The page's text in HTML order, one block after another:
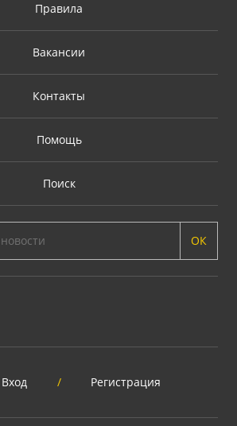
Правила
Вакансии
Контакты
Помощь
Поиск
ОК
Вход / Регистрация